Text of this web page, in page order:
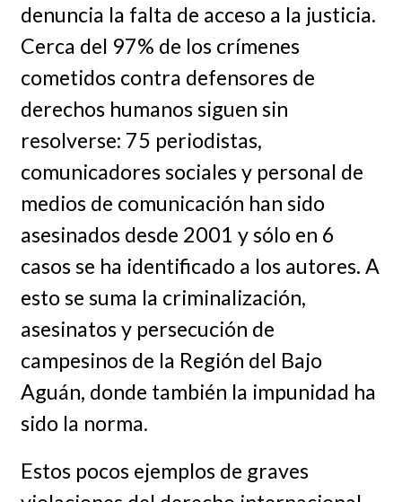
denuncia la falta de acceso a la justicia.
Cerca del 97% de los crímenes
cometidos contra defensores de
derechos humanos siguen sin
resolverse: 75 periodistas,
comunicadores sociales y personal de
medios de comunicación han sido
asesinados desde 2001 y sólo en 6
casos se ha identificado a los autores. A
esto se suma la criminalización,
asesinatos y persecución de
campesinos de la Región del Bajo
Aguán, donde también la impunidad ha
sido la norma.
Estos pocos ejemplos de graves